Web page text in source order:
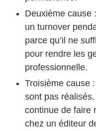
Deuxième cause
un turnover
parce qu’il ne
pour rendre les
professionnelle.
Troisième cause
sont pas
continue de faire
chez un éditeur